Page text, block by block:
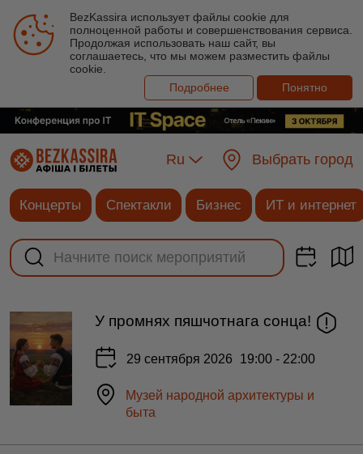
BezKassira использует файлы cookie для
полноценной работы и совершенствования сервиса.
Продолжая использовать наш сайт, вы
соглашаетесь, что мы можем разместить файлы
cookie.
Подробнее
Понятно
Ru Выбрать город
Концерты Спектакли Бизнес ИТ и интернет
У промнях пяшчотнага сонца!
29 сентября 2026 19:00 - 22:00
Музей народной архитектуры и
быта